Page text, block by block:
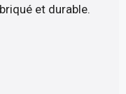
et durable.